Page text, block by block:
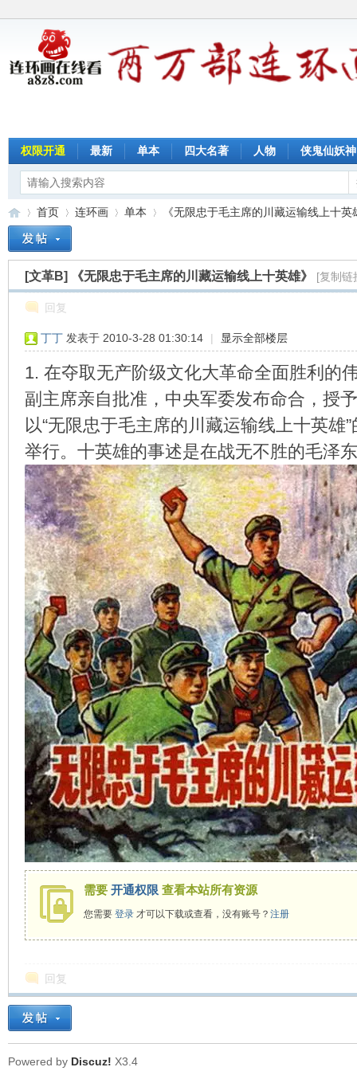
权限开通 最新 单本 四大名著 人物 侠鬼仙妖神
»
首页
›
连环画
›
单本
›
《无限忠于毛主席的川藏运输线上十英
[文革B] 《无限忠于毛主席的川藏运输线上十英雄》 [复制链
回复
丁丁 发表于 2010-3-28 01:30:14 | 显示全部楼层
1. 在夺取无产阶级文化大革命全面胜利的
副主席亲自批准，中央军委发布命合，授
以“无限忠于毛主席的川藏运输线上十英
举行。十英雄的事述是在战无不胜的毛泽
需要 开通权限 查看本站所有资源
您需要 登录才可以下载或查看，没有账号？ 注册
回复
Powered by Discuz! X3.4